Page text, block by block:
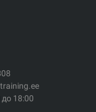
18:00